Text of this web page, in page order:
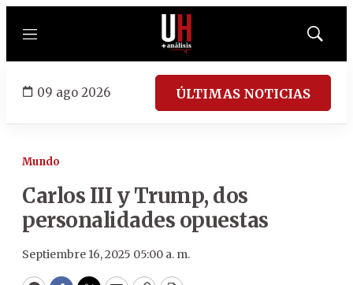
Menú
Mostrar
09 ago 2026 ÚLTIMAS NOTICIAS
Mundo
Carlos III y Trump, dos
personalidades opuestas
Septiembre 16, 2025 05:00 a. m.